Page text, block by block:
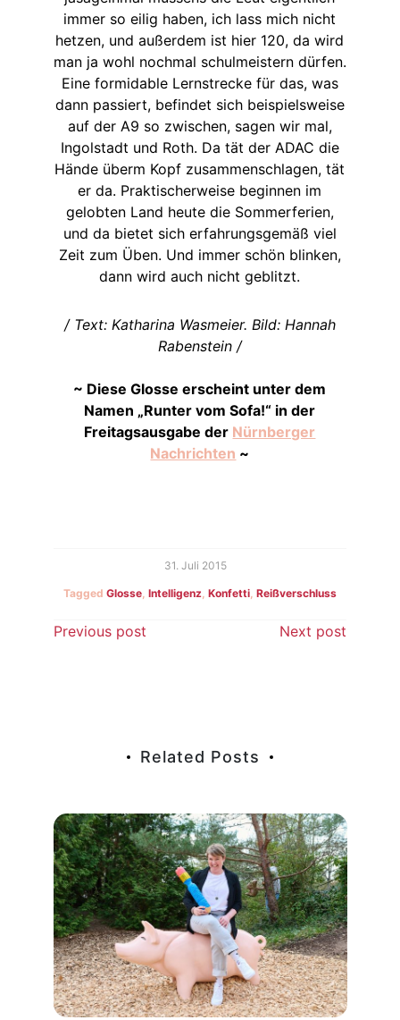
immer so eilig haben, ich lass mich nicht
hetzen, und außerdem ist hier 120, da wird
man ja wohl nochmal schulmeistern dürfen.
Eine formidable Lernstrecke für das, was
dann passiert, befindet sich beispielsweise
auf der A9 so zwischen, sagen wir mal,
Ingolstadt und Roth. Da tät der ADAC die
Hände überm Kopf zusammenschlagen, tät
er da. Praktischerweise beginnen im
gelobten Land heute die Sommerferien,
und da bietet sich erfahrungsgemäß viel
Zeit zum Üben. Und immer schön blinken,
dann wird auch nicht geblitzt.
/ Text: Katharina Wasmeier. Bild: Hannah
Rabenstein /
~ Diese Glosse erscheint unter dem
Namen „Runter vom Sofa!“ in der
Freitagsausgabe der Nürnberger
Nachrichten ~
31. Juli 2015
Tagged Glosse, Intelligenz, Konfetti, Reißverschluss
Beitragsnavigation
Previous post Next post
Related Posts